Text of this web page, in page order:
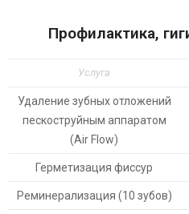
Профилактика,
Услуга
Удаление зубных отложений
пескоструйным аппаратом
(Air Flow)
Герметизация фиссур
Реминерализация (10 зубов)